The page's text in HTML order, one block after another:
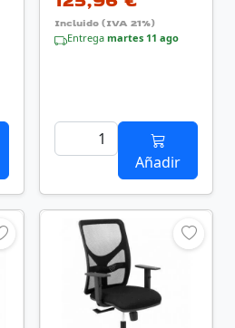
Incluido (IVA 21%)
Entrega martes 11 ago
Añadir